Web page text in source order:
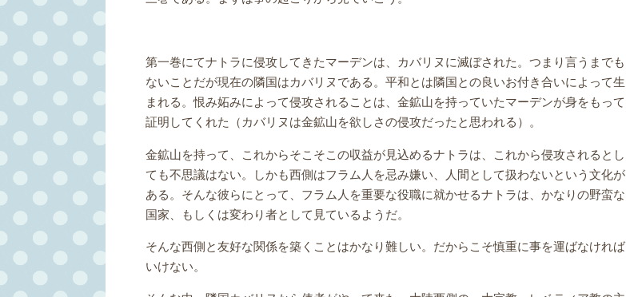
第一巻にてナトラに侵攻してきたマーデンは、カバリヌに滅ぼされた。つまり言うまでも
ないことだが現在の隣国はカバリヌである。平和とは隣国との良いお付き合いによって生
まれる。恨み妬みによって侵攻されることは、金鉱山を持っていたマーデンが身をもって
証明してくれた（カバリヌは金鉱山を欲しさの侵攻だったと思われる）。
金鉱山を持って、これからそこそこの収益が見込めるナトラは、これから侵攻されるとし
ても不思議はない。しかも西側はフラム人を忌み嫌い、人間として扱わないという文化が
ある。そんな彼らにとって、フラム人を重要な役職に就かせるナトラは、かなりの野蛮な
国家、もしくは変わり者として見ているようだ。
そんな西側と友好な関係を築くことはかなり難しい。だからこそ慎重に事を運ばなければ
いけない。